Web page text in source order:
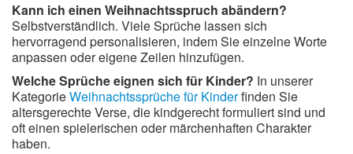
Kann ich einen Weihnachtsspruch abändern?
Selbstverständlich. Viele Sprüche lassen sich
hervorragend personalisieren, indem Sie einzelne Worte
anpassen oder eigene Zeilen hinzufügen.
Welche Sprüche eignen sich für Kinder? In unserer
KategorieWeihnachtssprüche für Kinderfinden Sie
altersgerechte Verse, die kindgerecht formuliert sind und
oft einen spielerischen oder märchenhaften Charakter
haben.